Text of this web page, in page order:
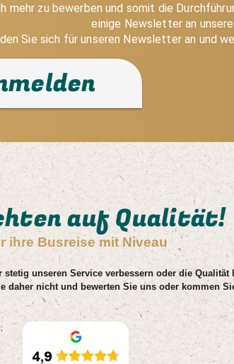
mehr zu bewerben und somit die
einige Newsletter an
Sie sich für unseren Newsletter an und
auf Qualität!
ihre Busreise mit Niveau
unseren Service verbessern oder die
daher nicht und bewerten Sie uns oder kommen